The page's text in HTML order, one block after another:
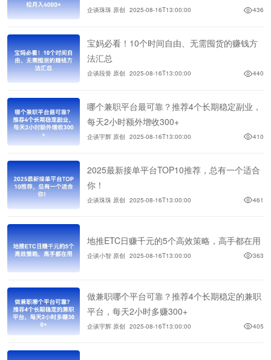
企谈珠珠 原创 2025-08-16T13:00:00 436
宝妈必看！10个时间自由、无需囤货的赚钱方
法汇总
企谈段誉 原创 2025-08-16T13:00:00 440
哪个兼职平台最可靠？推荐4个长期稳定副业，
每天2小时额外增收300+
企谈宇辉 原创 2025-08-16T13:00:00 410
2025最新接单平台TOP10推荐，总有一个适合
你！
企谈珠珠 原创 2025-08-16T13:00:00 461
地推ETC日赚千元的5个高效策略，高手都在用
企谈小智 原创 2025-08-16T13:00:00 363
做兼职哪个平台可靠？推荐4个长期稳定的兼职
平台，每天2小时多赚300+
企谈宇辉 原创 2025-08-16T13:00:00 405